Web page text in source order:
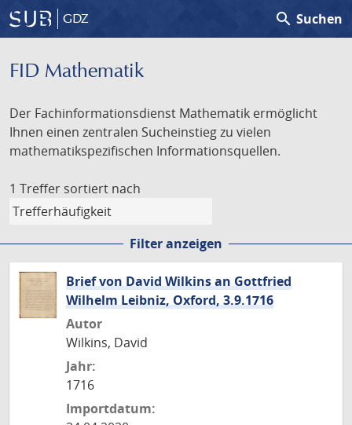
GDZ search Suchen
FID Mathematik
Der Fachinformationsdienst Mathematik ermöglicht
Ihnen einen zentralen Sucheinstieg zu vielen
mathematikspezifischen Informationsquellen.
1 Treffer sortiert nach
Filter anzeigen
Brief von David Wilkins an Gottfried
Wilhelm Leibniz, Oxford, 3.9.1716
Autor
Wilkins, David
Jahr:
1716
Importdatum: